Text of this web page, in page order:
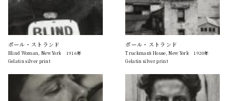
ポール・ストランド
Blind Woman, New York 1916年
Gelatin silver print
ポール・ストランド
Truckman’s House, New York 1920年
Gelatin silver print